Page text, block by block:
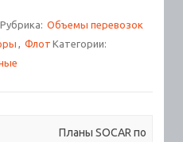
Рубрика: Объемы перевозок
Флот Категории:
Планы SOCAR по